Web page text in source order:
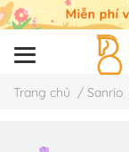
Trang chủ / Sanrio